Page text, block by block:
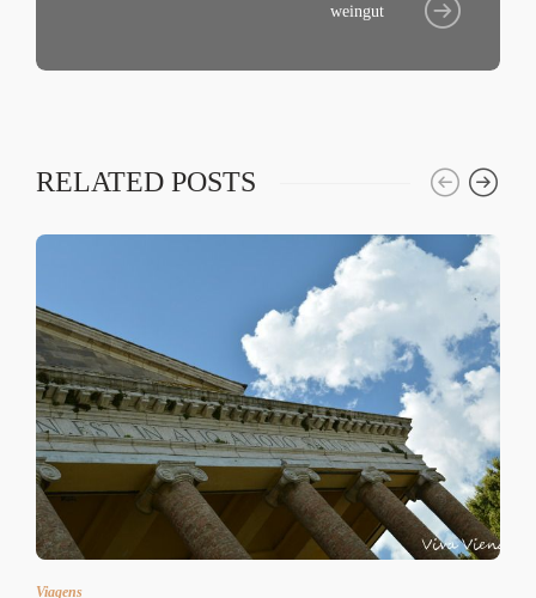
weingut
RELATED POSTS
Viagens